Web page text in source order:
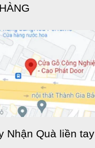
Nhận Quà liền tay